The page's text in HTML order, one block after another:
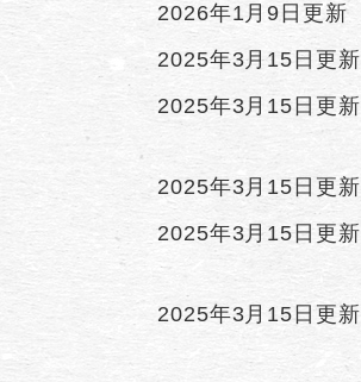
2026年1月9日更新
2025年3月15日更新
2025年3月15日更新
2025年3月15日更新
2025年3月15日更新
2025年3月15日更新